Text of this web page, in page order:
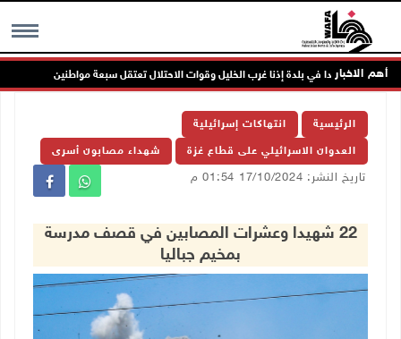
MENU أهم الاخبار
مسجدا في بلدة إذنا غرب الخليل وقوات الاحتلال تعتقل سبعة مواطنين
الرئيسية انتهاكات إسرائيلية
العدوان الاسرائيلي على قطاع غزة شهداء مصابون أسرى
تاريخ النشر: 17/10/2024 01:54 م
22 شهيدا وعشرات المصابين في قصف مدرسة
بمخيم جباليا